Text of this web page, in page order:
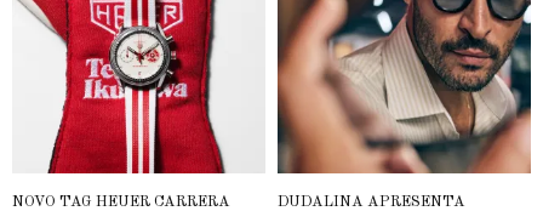
NOVO TAG HEUER CARRERA
DUDALINA APRESENTA